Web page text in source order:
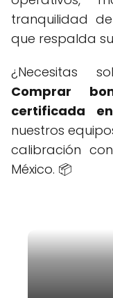
tranquilidad
que respalda
¿Necesitas
Comprar
certificada
nuestros
calibración
México. 📦